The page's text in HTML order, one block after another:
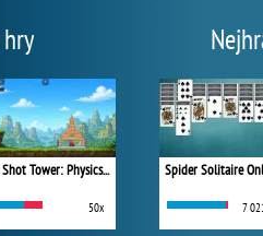
One Shot Tower: Physics Destroyer
50x
Spider Solitaire
7